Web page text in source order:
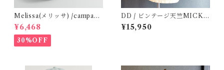
Melissa(メリッサ) /campana
(Silver)28-32
¥6,468
30%OFF
DD / ビンテージ天竺MICKE
YTee (1・2 )
¥15,950